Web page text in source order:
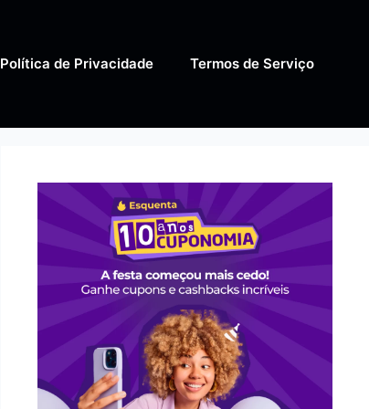
Política de Privacidade Termos de Serviço